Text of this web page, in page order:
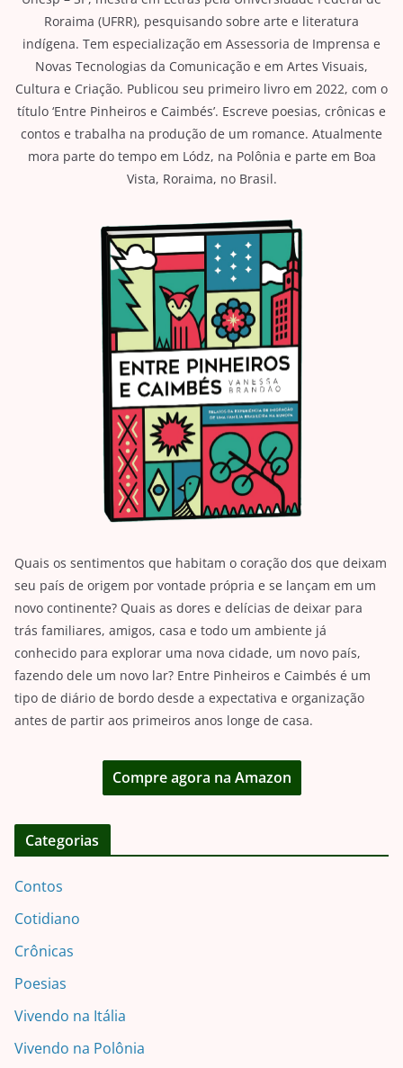
Roraima (UFRR), pesquisando sobre arte e literatura
indígena. Tem especialização em Assessoria de Imprensa e
Novas Tecnologias da Comunicação e em Artes Visuais,
Cultura e Criação. Publicou seu primeiro livro em 2022, com o
título ‘Entre Pinheiros e Caimbés’. Escreve poesias, crônicas e
contos e trabalha na produção de um romance. Atualmente
mora parte do tempo em Lódz, na Polônia e parte em Boa
Vista, Roraima, no Brasil.
Quais os sentimentos que habitam o coração dos que deixam
seu país de origem por vontade própria e se lançam em um
novo continente? Quais as dores e delícias de deixar para
trás familiares, amigos, casa e todo um ambiente já
conhecido para explorar uma nova cidade, um novo país,
fazendo dele um novo lar? Entre Pinheiros e Caimbés é um
tipo de diário de bordo desde a expectativa e organização
antes de partir aos primeiros anos longe de casa.
Compre agora na Amazon
Categorias
Contos
Cotidiano
Crônicas
Poesias
Vivendo na Itália
Vivendo na Polônia